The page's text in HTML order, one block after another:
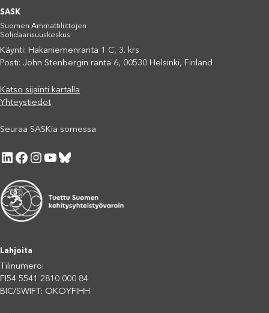
SASK
Suomen Ammattiliittojen
Solidaarisuuskeskus
Käynti: Hakaniemenranta 1 C, 3. krs
Posti: John Stenbergin ranta 6, 00530 Helsinki, Finland
Katso sijainti kartalla
Yhteystiedot
Seuraa SASKia somessa
LinkedIn Facebook Instagram YouTube Bluesky
Lahjoita
Tilinumero:
FI54 5541 2810 000 84
BIC/SWIFT: OKOYFIHH